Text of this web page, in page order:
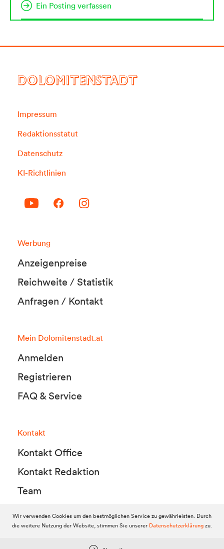
Ein Posting verfassen
DOLOMITENSTADT
Impressum
Redaktionsstatut
Datenschutz
KI-Richtlinien
Werbung
Anzeigenpreise
Reichweite / Statistik
Anfragen / Kontakt
Mein Dolomitenstadt.at
Anmelden
Registrieren
FAQ & Service
Kontakt
Kontakt Office
Kontakt Redaktion
Team
© 2010-2026 Dolomitenstadt.at
Wir verwenden Cookies um den bestmöglichen Service zu gewährleisten. Durch
die weitere Nutzung der Website, stimmen Sie unserer Datenschutzerklärungzu.